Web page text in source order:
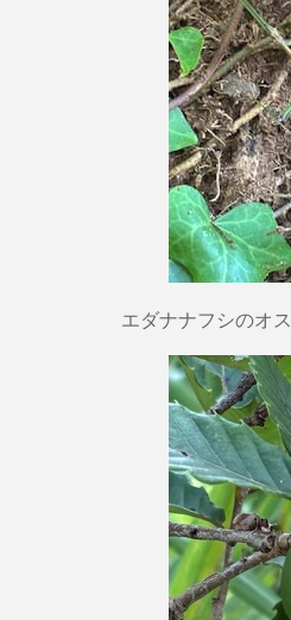
エダナナフシのオ